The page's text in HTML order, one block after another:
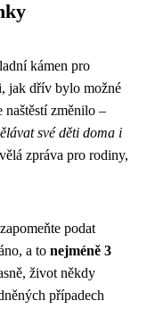
kámen pro
jak dřív bylo možné
naštěstí změnilo –
své děti doma i
zpráva pro rodiny,
podat
a to nejméně 3
život někdy
případech